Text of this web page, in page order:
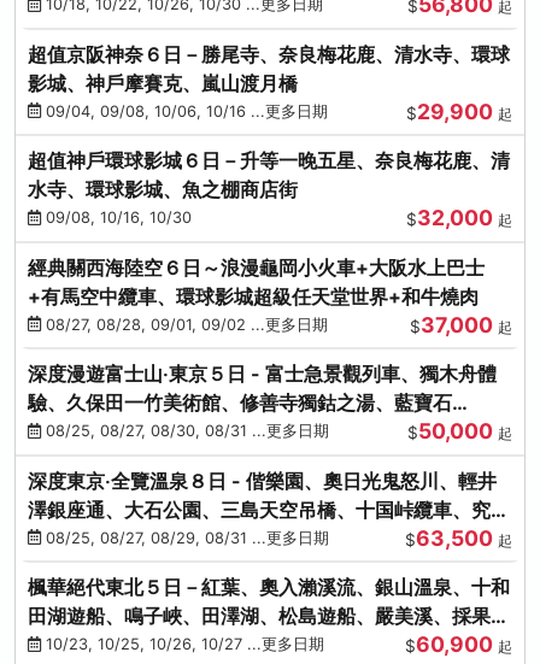
(庄內/庄內)
10/18, 10/22, 10/26, 10/30 ...更多日期 $ 起
超值京阪神奈６日－勝尾寺、奈良梅花鹿、清水寺、環球
影城、神戶摩賽克、嵐山渡月橋
09/04, 09/08, 10/06, 10/16 ...更多日期 $29,900 起
超值神戶環球影城６日－升等一晚五星、奈良梅花鹿、清
水寺、環球影城、魚之棚商店街
09/08, 10/16, 10/30 $32,000 起
經典關西海陸空６日～浪漫龜岡小火車+大阪水上巴士
+有馬空中纜車、環球影城超級任天堂世界+和牛燒肉
08/27, 08/28, 09/01, 09/02 ...更多日期 $37,000 起
深度漫遊富士山‧東京５日 - 富士急景觀列車、獨木舟體
驗、久保田一竹美術館、修善寺獨鈷之湯、藍寶石
SAPHIR踴子號
08/25, 08/27, 08/30, 08/31 ...更多日期 $50,000 起
深度東京‧全覽溫泉８日 - 偕樂園、奧日光鬼怒川、輕井
澤銀座通、大石公園、三島天空吊橋、十国峠纜車、究極
海鮮食べ放題
08/25, 08/27, 08/29, 08/31 ...更多日期 $63,500 起
楓華絕代東北５日－紅葉、奧入瀨溪流、銀山溫泉、十和
田湖遊船、鳴子峽、田澤湖、松島遊船、嚴美溪、採果烤
牡蠣10/23, 10/25, 10/26, 10/27 ...更多日期 $60,900 起